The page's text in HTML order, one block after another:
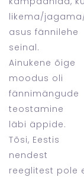
likema/
asus fännilehe
seinal.
Ainukene õige
moodus oli
fännimängude
teostamine
läbi äppide.
Tõsi, Eestis
nendest
reeglitest pole